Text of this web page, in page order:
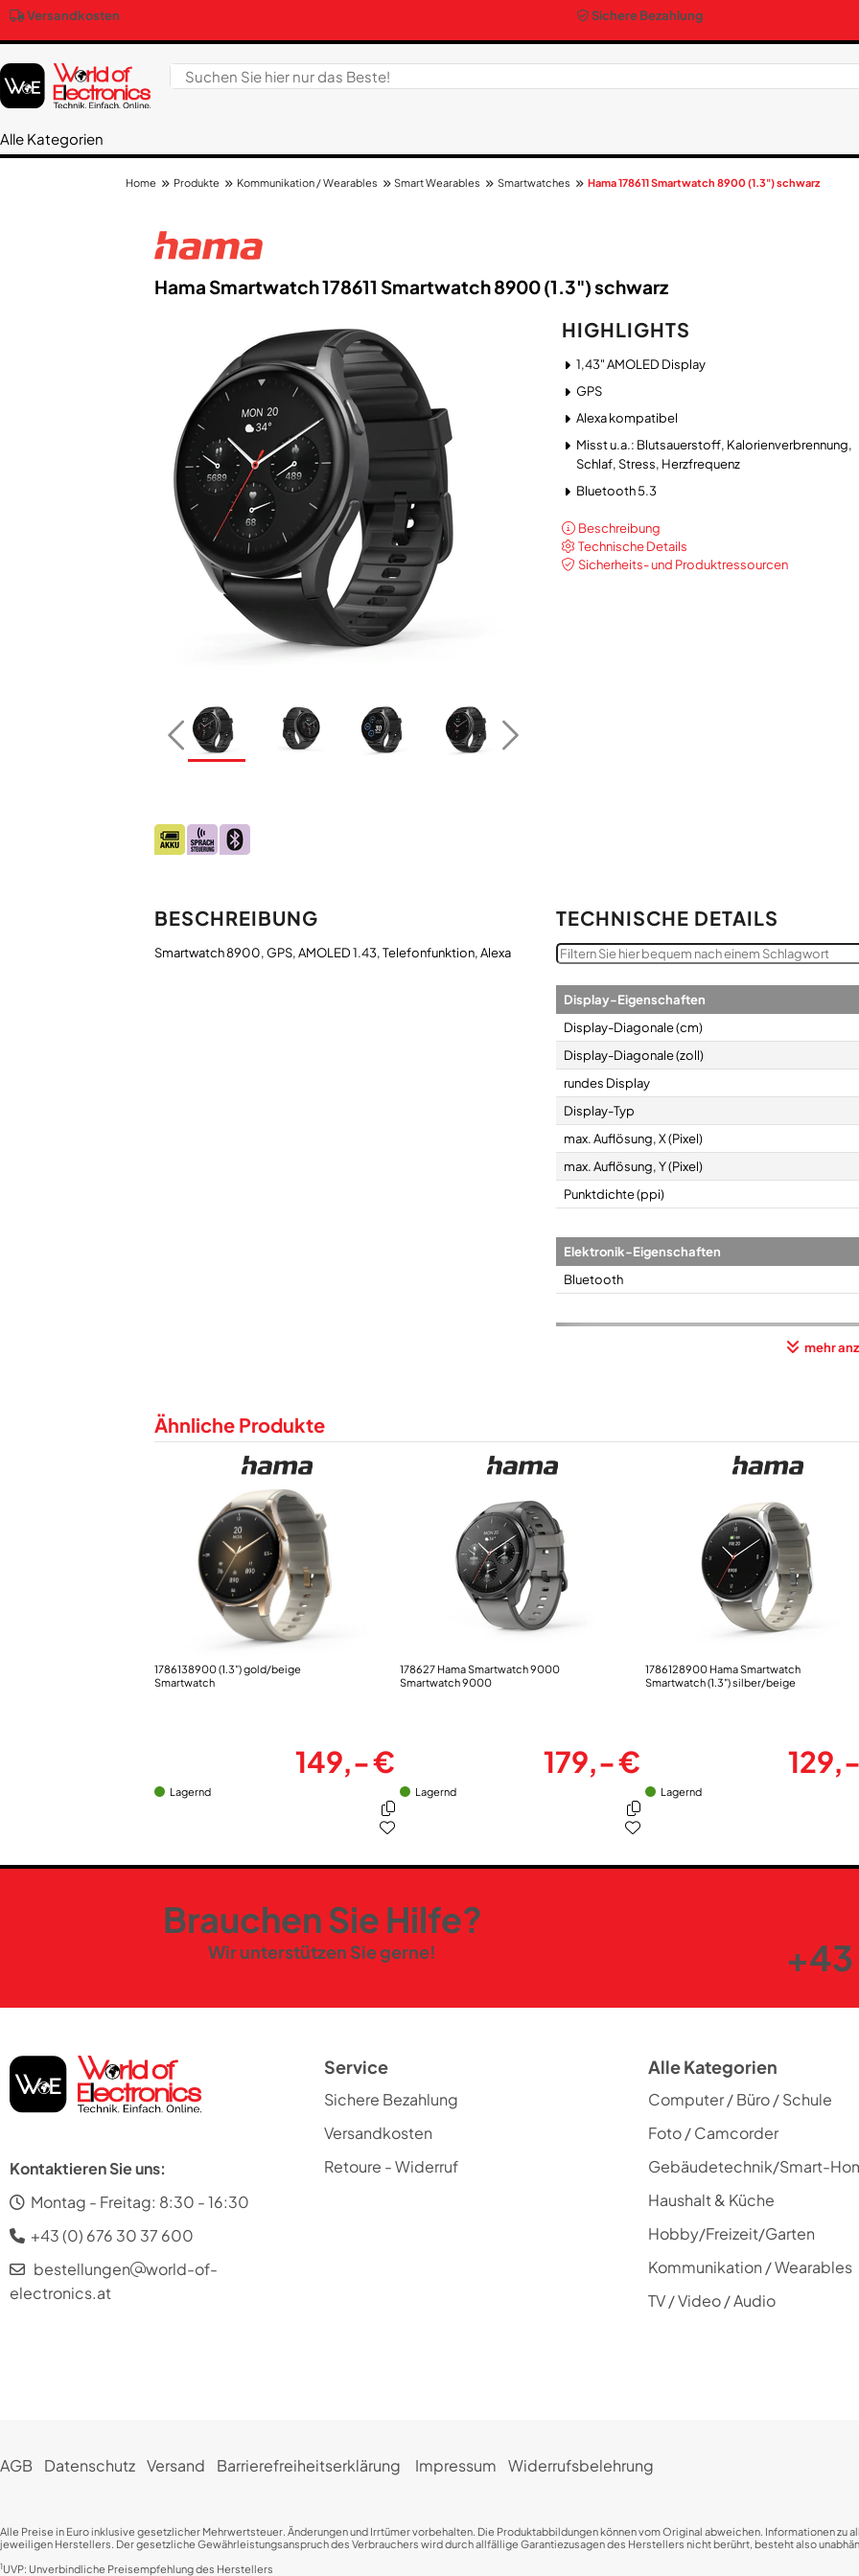
Versandkosten Sichere Bezahlung
Alle Kategorien
Home Produkte Kommunikation / Wearables Smart Wearables Smartwatches Hama 178611 Smartwatch 8900 (1.3") schwarz
Hama Smartwatch 178611 Smartwatch 8900 (1.3") schwarz
HIGHLIGHTS
1,43" AMOLED Display
GPS
Alexa kompatibel
Misst u.a.: Blutsauerstoff, Kalorienverbrennung,
Schlaf, Stress, Herzfrequenz
Bluetooth 5.3
Beschreibung
Technische Details
Sicherheits- und Produktressourcen
BESCHREIBUNG TECHNISCHE DETAILS
Display-Eigenschaften
Display-Diagonale (cm)
Display-Diagonale (zoll)
rundes Display
Display-Typ
max. Auflösung, X (Pixel)
max. Auflösung, Y (Pixel)
Punktdichte (ppi)
Elektronik-Eigenschaften
Bluetooth
Allgemeine-Leistungsmerkmale
Sprachsteuerung möglich
Amazon Alexa kompatibel
Stromversorgung
Spannungsversorgung durch Akku
Farben
mehr
Ähnliche Produkte
1786138900 (1.3") gold/beige
Smartwatch
149,- €
Lagernd
178627 Hama Smartwatch 9000
Smartwatch 9000
179,- €
Lagernd
1786128900 Hama Smartwatch
Smartwatch (1.3") silber/beige
Lagernd
Brauchen Sie Hilfe?
Wir unterstützen Sie gerne!
Kontaktieren Sie uns:
Montag - Freitag: 8:30 - 16:30
+43 (0) 676 30 37 600
bestellungen
world-of-
electronics.at
Service
Sichere Bezahlung
Versandkosten
Retoure - Widerruf
Alle Kategorien
Computer / Büro / Schule
Foto / Camcorder
Gebäudetechnik/Smart-
Haushalt & Küche
Hobby/Freizeit/Garten
Kommunikation / Wearables
TV / Video / Audio
AGB Datenschutz Versand Barrierefreiheitserklärung Impressum Widerrufsbelehrung
Alle Preise in Euro inklusive gesetzlicher Mehrwertsteuer. Änderungen und Irrtümer vorbehalten. Die Produktabbildungen können vom Original abweichen. Informationen
jeweiligen Herstellers. Der gesetzliche Gewährleistungsanspruch des Verbrauchers wird durch allfällige Garantiezusagen des Herstellers nicht berührt, besteht also
1UVP: Unverbindliche Preisempfehlung des Herstellers